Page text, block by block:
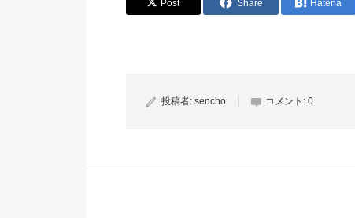
Post Share Hatena
投稿者: sencho コメント: 0